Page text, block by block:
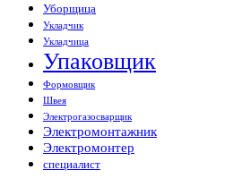
Уборщица
Укладчик
Укладчица
Упаковщик
Формовщик
Швея
Электрогазосварщик
Электромонтажник
Электромонтер
специалист